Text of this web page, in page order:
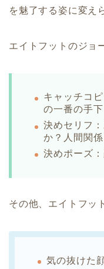
を魅了する姿に変え
エイトフットのジョ
キャッチコ
の一番の手下
決めセリフ
か？人間関
決めポーズ
その他、エイトフッ
気の抜けた